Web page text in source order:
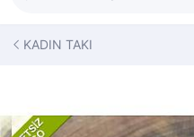
KADIN TAKI